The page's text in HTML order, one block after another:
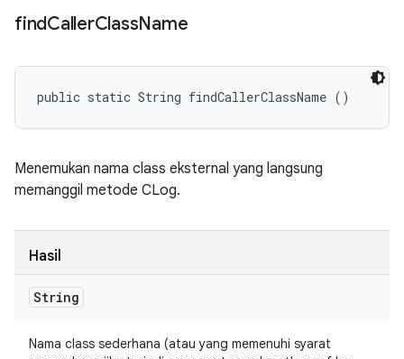
findCallerClassName
public static String findCallerClassName ()
Menemukan nama class eksternal yang langsung
memanggil metode CLog.
Hasil
String
Nama class sederhana (atau yang memenuhi syarat